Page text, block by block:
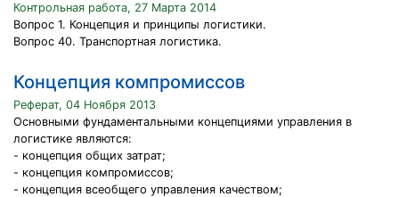
Контрольная работа, 27 Марта 2014
Вопрос 1. Концепция и принципы логистики.
Вопрос 40. Транспортная логистика.
Концепция компромиссов
Реферат, 04 Ноября 2013
Основными фундаментальными концепциями управления в
логистике являются:
- концепция общих затрат;
- концепция компромиссов;
- концепция всеобщего управления качеством;